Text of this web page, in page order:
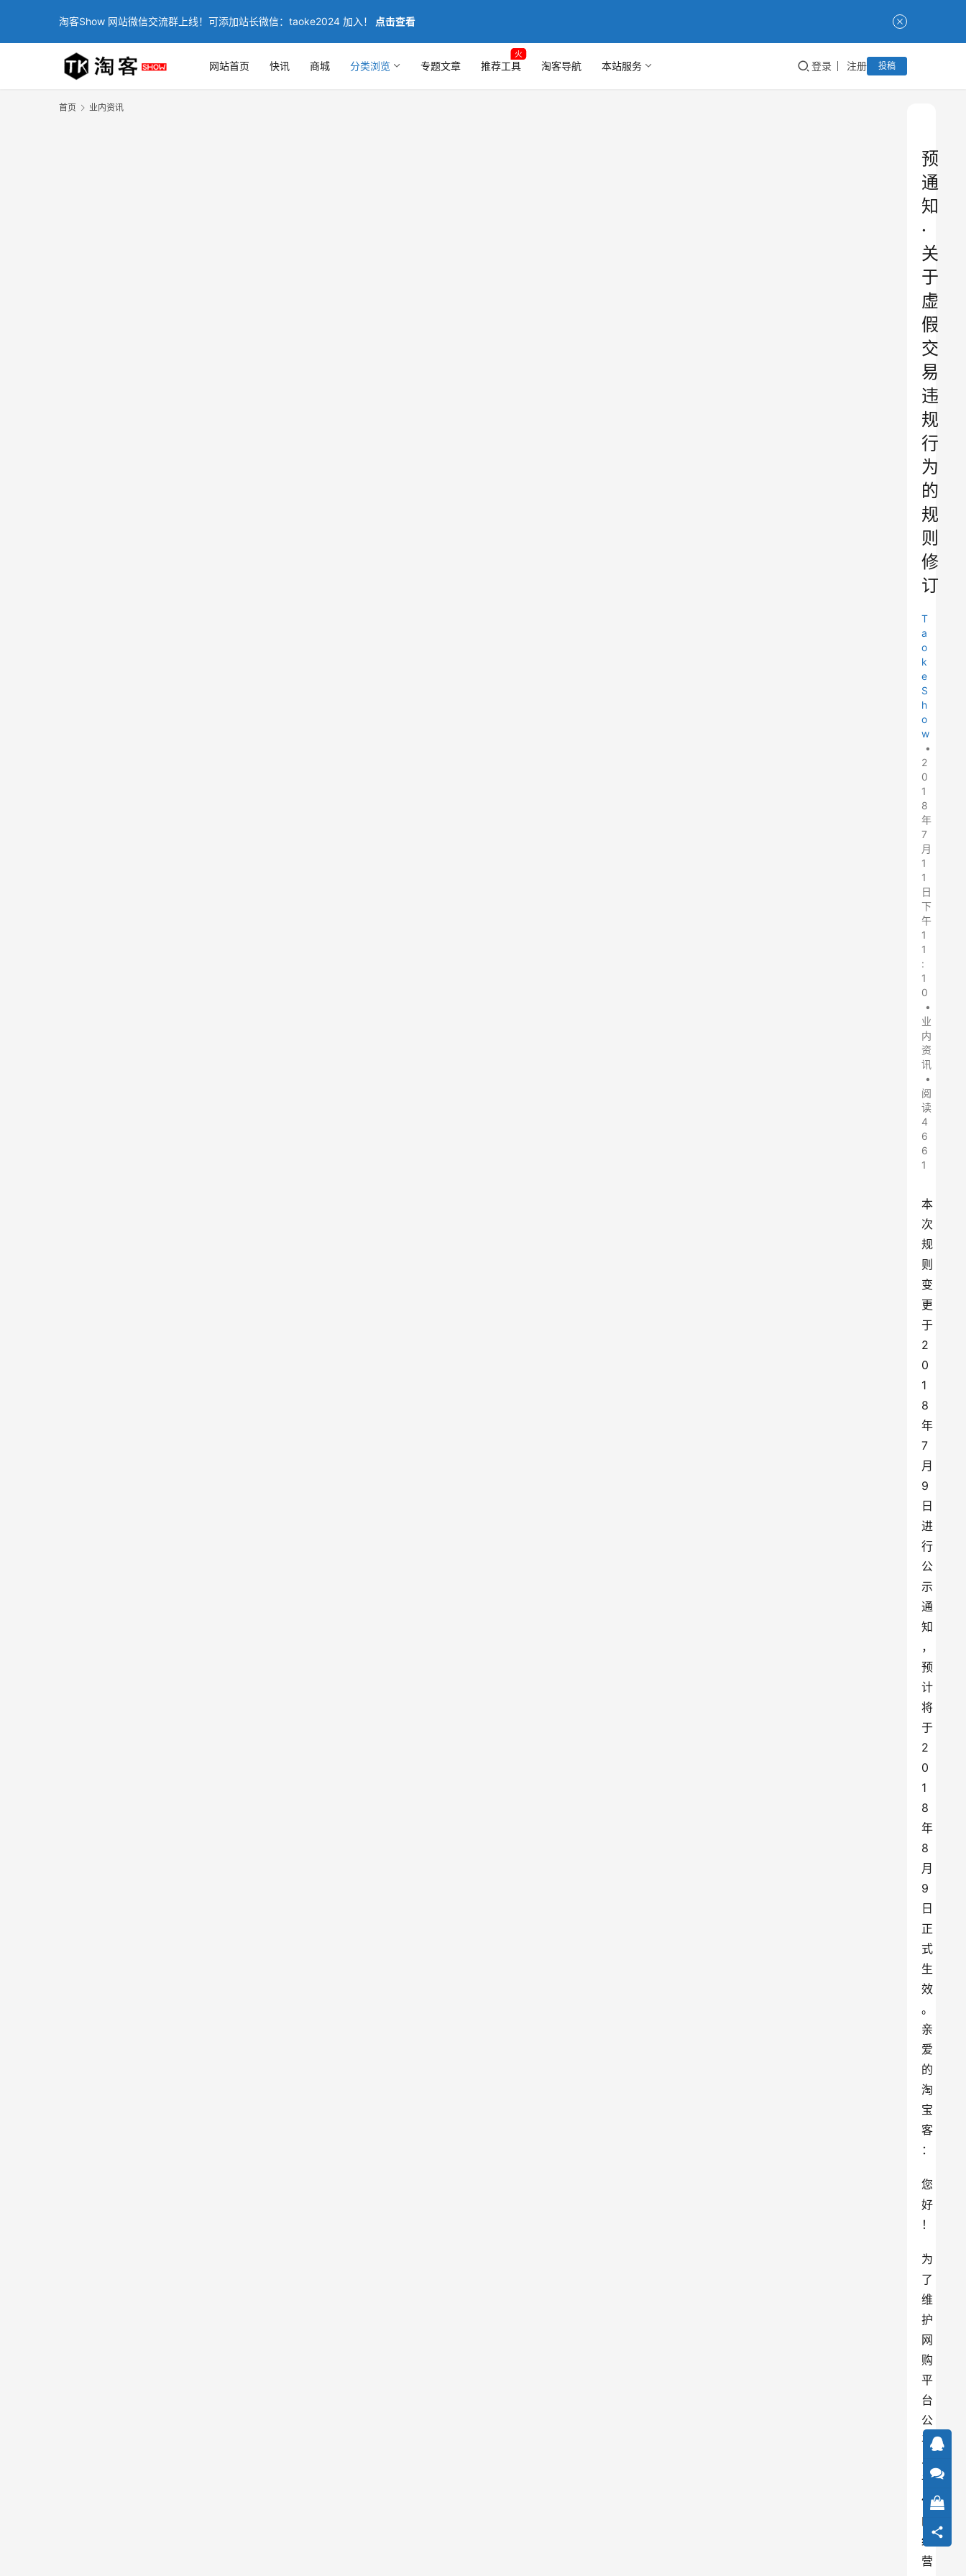
淘客Show 网站微信交流群上线！可添加站长微信：taoke2024 加入！ 点击查看
网站首页 快讯 商城 分类浏览 专题文章 推荐工具
火
淘客导航 本站服务 登录 注册 投稿
首页 业内资讯
预
通
知
·
关
于
虚
假
交
易
违
规
行
为
的
规
则
修
订
T
a
o
k
e
S
h
o
w
•
2
0
1
8
年
7
月
1
1
日
下
午
1
1
:
1
0
•
业
内
资
讯
•
阅
读
4
6
6
1
本
次
规
则
变
更
于
2
0
1
8
年
7
月
9
日
进
行
公
示
通
知
，
预
计
将
于
2
0
1
8
年
8
月
9
日
正
式
生
效
。
亲
爱
的
淘
宝
客
：
您
好
！
为
了
维
护
网
购
平
台
公
平
、
诚
信
的
经
营